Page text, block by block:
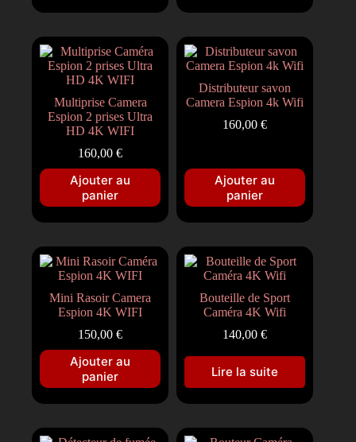
Multiprise Camera
Espion 2 prises Ultra
HD 4K WIFI
160,00€
Ajouter au
panier
Distributeur savon
Camera Espion 4k Wifi
160,00€
Ajouter au
panier
Mini Rasoir Camera
Espion 4K WIFI
150,00€
Ajouter au
panier
Bouteille de Sport
Caméra 4K Wifi
140,00€
Lire la suite